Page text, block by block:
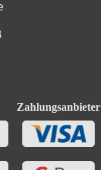
Zahlungsanbieter